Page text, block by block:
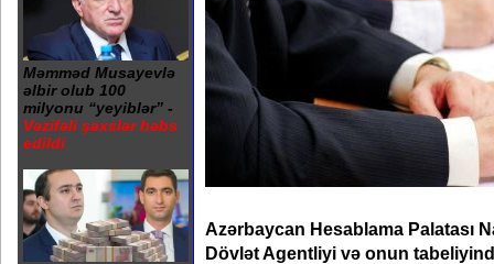
Məmməd Musayevlə
əlbir olub 100
milyonu “yeyiblər” -
Vəzifəli şəxslər həbs
edildi
Azərbaycan Hesablama Palatası
Dövlət Agentliyi və onun